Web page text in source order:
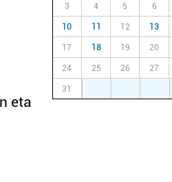
eta
3 4 5 6
10 11 12 13
17 18 19 20
24 25 26 27
31